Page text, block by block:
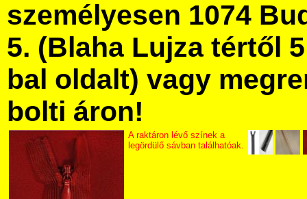
személyesen 1074
5. (Blaha Lujza tértől
bal oldalt) vagy
bolti áron!
A raktáron lévő színek a
legördülő sávban találhatóak.